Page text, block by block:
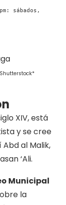
sábados,
XIV, está
y se cree
al Malik,
‘Ali.
Municipal
la